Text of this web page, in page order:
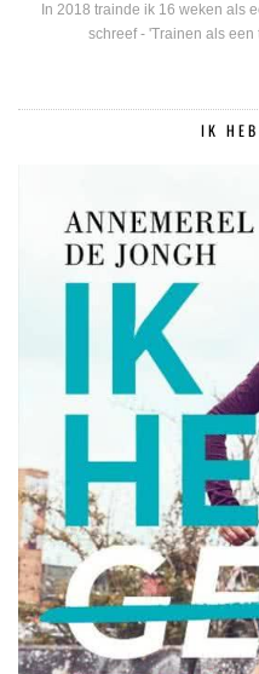
In 2018 trainde ik 16 weken als
schreef - 'Trainen als
IK